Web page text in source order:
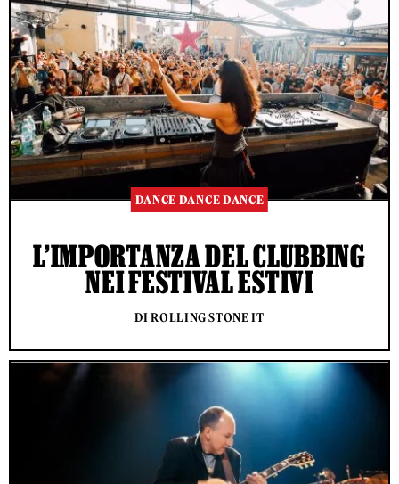
DANCE DANCE DANCE
L’IMPORTANZA DEL CLUBBING
NEI FESTIVAL ESTIVI
DI ROLLING STONE IT